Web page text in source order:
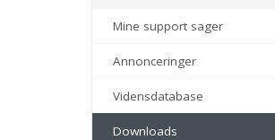
Mine support sager
Annonceringer
Vidensdatabase
Downloads